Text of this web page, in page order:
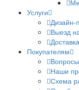
Услуги
Дизайн-
Выезд
Покупателям
Наши
Схема